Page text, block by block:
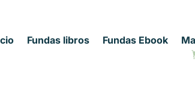
Fundas libros Fundas Ebook